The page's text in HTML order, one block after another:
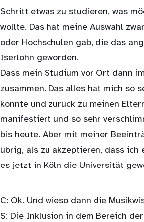
Schritt etwas zu studieren, was
wollte. Das hat meine Auswahl
oder Hochschulen gab, die das
Iserlohn geworden.
Dass mein Studium vor Ort dann
zusammen. Das alles hat mich so
konnte und zurück zu meinen
manifestiert und so sehr
bis heute. Aber mit meiner
übrig, als zu akzeptieren, dass ich
es jetzt in Köln die Universität
C: Ok. Und wieso dann die
S: Die Inklusion in dem Bereich